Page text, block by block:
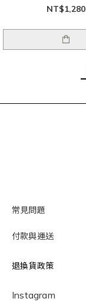
NT$1,280
常見問題
付款與運送
退換貨政策
Instagram